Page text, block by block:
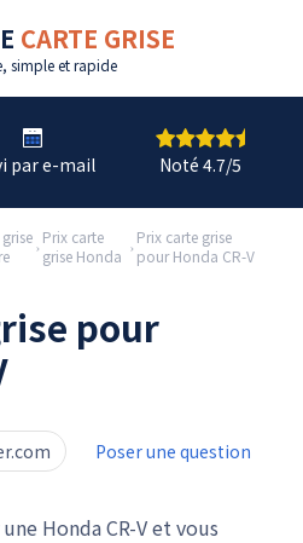
CARTE GRISE
, simple et rapide
par e-mail Noté 4.7/5
Prix carte
grise Honda
Prix carte grise
pour Honda CR-V
pour
Poser une question
Honda CR-V et vous